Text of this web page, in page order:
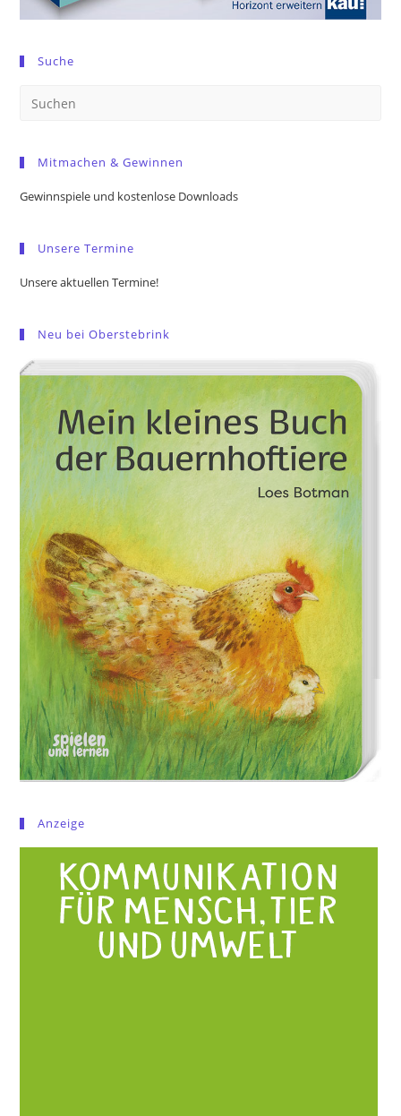
Suche
Mitmachen & Gewinnen
Gewinnspiele und kostenlose Downloads
Unsere Termine
Unsere aktuellen Termine!
Neu bei Oberstebrink
Anzeige